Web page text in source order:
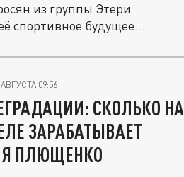
из группы Этери
спортивное будущее
АВГУСТА 09:56
СКОЛЬКО НА
ЗАРАБАТЫВАЕТ
ПЛЮЩЕНКО